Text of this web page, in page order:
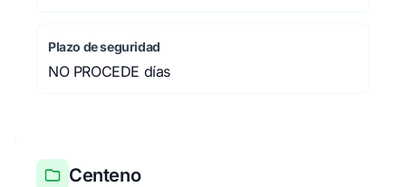
Plazo de seguridad
NO PROCEDE días
Centeno